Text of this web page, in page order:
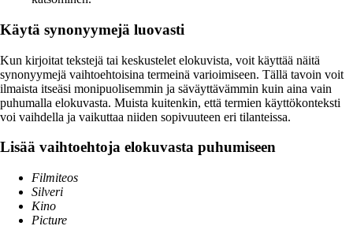
Käytä synonyymejä luovasti
Kun kirjoitat tekstejä tai keskustelet elokuvista, voit käyttää näitä
synonyymejä vaihtoehtoisina termeinä varioimiseen. Tällä tavoin voit
ilmaista itseäsi monipuolisemmin ja säväyttävämmin kuin aina vain
puhumalla elokuvasta. Muista kuitenkin, että termien käyttökonteksti
voi vaihdella ja vaikuttaa niiden sopivuuteen eri tilanteissa.
Lisää vaihtoehtoja elokuvasta puhumiseen
Filmiteos
Silveri
Kino
Picture